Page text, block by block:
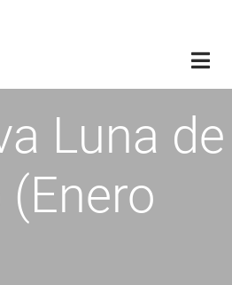
Luna de